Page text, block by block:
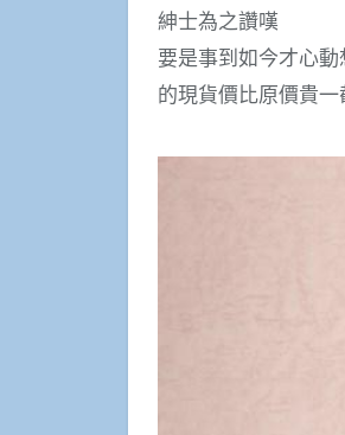
紳士為之讚嘆
要是事到如今才心
的現貨價比原價貴一